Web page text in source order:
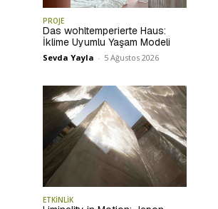
PROJE
Das wohltemperierte Haus:
İklime Uyumlu Yaşam Modeli
Sevda Yayla - 5 Ağustos 2026
ETKİNLİK